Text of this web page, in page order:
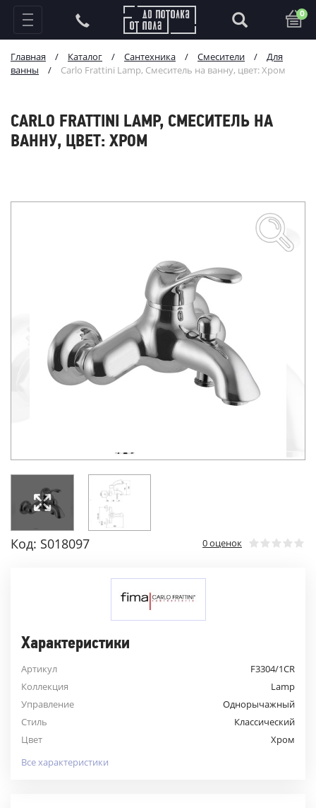
0
Главная / Каталог / Сантехника / Смесители /
Для
ванны
/ Carlo Frattini Lamp, Смеситель на ванну, цвет: Хром
CARLO FRATTINI LAMP, СМЕСИТЕЛЬ НА
ВАННУ, ЦВЕТ: ХРОМ
Код: S018097 0 оценок
Характеристики
Артикул
F3304/1CR
Коллекция
Lamp
Управление
Однорычажный
Стиль
Классический
Цвет
Хром
Все характеристики